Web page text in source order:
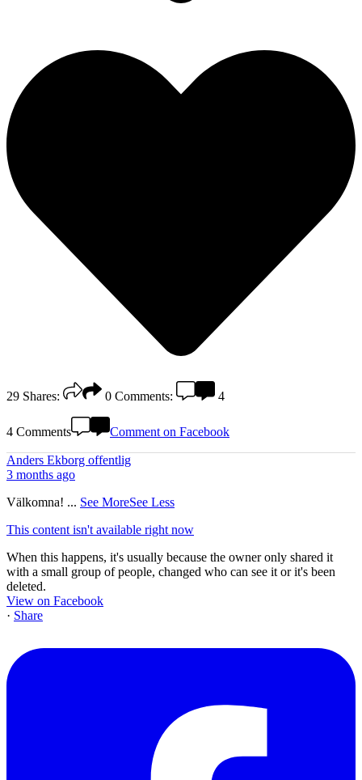
29 Shares: 0 Comments: 4
4 Comments Comment on Facebook
Anders Ekborg offentlig
3 months ago
Välkomna! ... See MoreSee Less
This content isn't available right now
When this happens, it's usually because the owner only shared it
with a small group of people, changed who can see it or it's been
deleted.
View on Facebook
· Share